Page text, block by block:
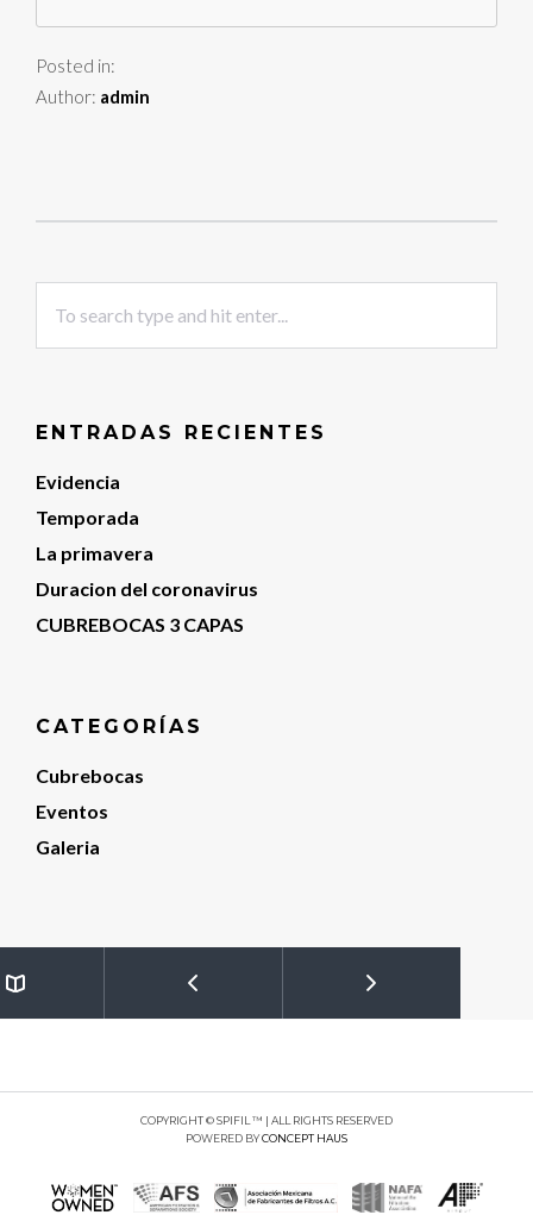
Posted in:
Author: admin
ENTRADAS RECIENTES
Evidencia
Temporada
La primavera
Duracion del coronavirus
CUBREBOCAS 3 CAPAS
CATEGORÍAS
Cubrebocas
Eventos
Galeria
COPYRIGHT © SPIFIL ™ | ALL RIGHTS RESERVED
POWERED BYCONCEPT HAUS